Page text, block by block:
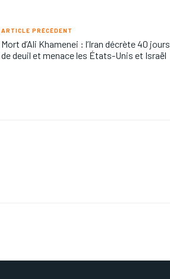
ARTICLE PRÉCÉDENT
Mort d’Ali Khamenei : l’Iran décrète 40 jours
de deuil et menace les États-Unis et Israël